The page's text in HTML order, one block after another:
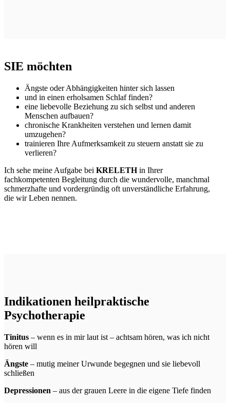
SIE möchten
Ängste oder Abhängigkeiten hinter sich lassen
und in einen erholsamen Schlaf finden?
eine liebevolle Beziehung zu sich selbst und anderen
Menschen aufbauen?
chronische Krankheiten verstehen und lernen damit
umzugehen?
trainieren Ihre Aufmerksamkeit zu steuern anstatt sie zu
verlieren?
Ich sehe meine Aufgabe bei KRELETHin Ihrer
fachkompetenten Begleitung durch die wundervolle, manchmal
schmerzhafte und vordergründig oft unverständliche Erfahrung,
die wir Leben nennen.
Indikationen heilpraktische
Psychotherapie
Tinitus – wenn es in mir laut ist – achtsam hören, was ich nicht
hören will
Ängste – mutig meiner Urwunde begegnen und sie liebevoll
schließen
Depressionen – aus der grauen Leere in die eigene Tiefe finden